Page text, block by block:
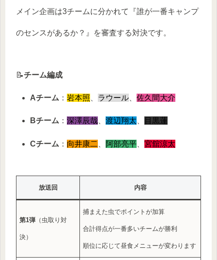
メイン企画は3チームに分かれて『誰が一番キャンプ
のセンスがあるか？』を審査する対決です。
📝チーム編成
Aチーム ：岩本照 ラウール 、佐久間大介
Bチーム ：深澤辰哉 、渡辺翔太 目黒蓮
Cチーム ： 向井康二 阿部亮平 、宮舘涼太
放送回 内容
第1弾 （虫取り対
決）
捕まえた虫でポイントが加算
合計得点が一番多いチームが勝利
順位に応じて昼食メニューが変わります